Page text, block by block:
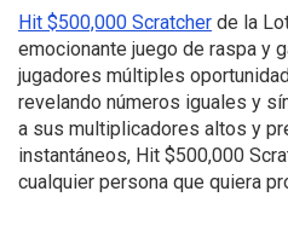
Hit $500,000 Scratcher de la
emocionante juego de raspa y
jugadores múltiples
revelando números iguales y
a sus multiplicadores altos y
instantáneos, Hit $500,000
cualquier persona que quiera